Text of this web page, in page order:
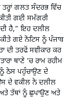
ਗਲਤ ਸੰਦਰਭ ਵਿੱਚ
ਗਈ ਸਮੱਗਰੀ
ਹੈ,” ਇਹ ਦਲੀਲ
ਗਏ ਨੋਟਿਸ ਨੂੰ ਪੰਜਾਬ
ਦੀ ਤਰਫੋਂ ਸਵੀਕਾਰ ਕਰ
ਥਾਣੇ ‘ਚ ਰਾਮ ਰਹੀਮ
ਨੂੰ ਠੇਸ ਪਹੁੰਚਾਉਣ ਦੇ
ਦੇ ਵਕੀਲ ਨੇ ਦਲੀਲ
ਤੱਥਾਂ ਨੂੰ ਛੁਪਾਉਣ ਅਤੇ